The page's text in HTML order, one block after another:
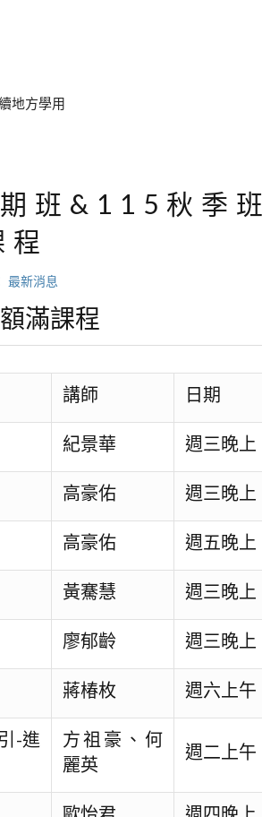
地方學用
班&115秋季班
最新消息
滿課程
講師 日期
紀景華 週三晚上
高豪佑 週三晚上
高豪佑 週五晚上
黃騫慧 週三晚上
廖郁齡 週三晚上
蔣椿枚 週六上午
-進
方祖豪、何
麗英
週二上午